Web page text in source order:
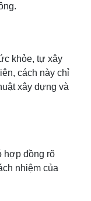
khỏe, tự xây
cách này chỉ
xây dựng và
hợp đồng rõ
nhiệm của